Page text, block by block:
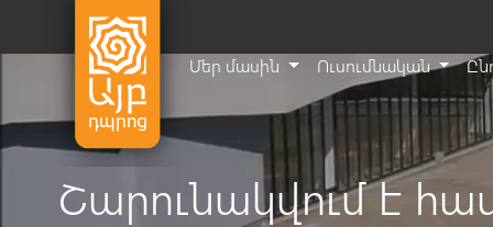
Մեր մասին Ուսումնական
Շարունակվում է